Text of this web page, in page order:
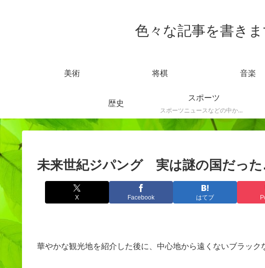
色々な記事を書き
美術 将棋 音楽
歴史
スポーツ
スポーツニュースなどの中から感じた事を書きます。
未来世紀ジパング 実は謎の国だっ
X Facebook はてブ
華やかな観光地を紹介した後に、中心地から遠くないブラック